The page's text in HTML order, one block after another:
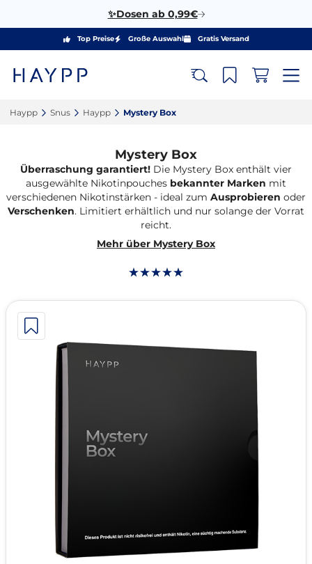
✨Dosen ab 0,99€
Top Preise Große Auswahl Gratis Versand
Haypp‎ Snus‎ Haypp‎ Mystery Box‎
Mystery Box
Überraschung garantiert! Die Mystery Box enthält vier
ausgewählte Nikotinpouches bekannter Marken mit
verschiedenen Nikotinstärken - ideal zum Ausprobieren oder
Verschenken. Limitiert erhältlich und nur solange der Vorrat
reicht.
Mehr über Mystery Box